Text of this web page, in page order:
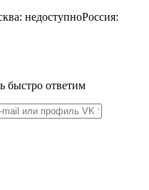
недоступноРоссия:
быстро ответим